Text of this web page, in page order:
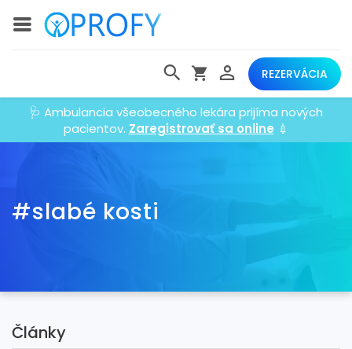
REZERVÁCIA
🩺 Ambulancia všeobecného lekára prijíma nových
pacientov. Zaregistrovať sa online 💉
#slabé kosti
Články